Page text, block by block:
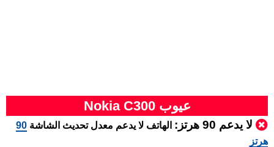
عيوب Nokia C300
لا يدعم 90 هرتز: الهاتف لا يدعم معدل تحديث الشاشة 90
هرتز